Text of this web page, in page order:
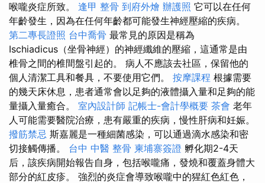
喉嚨炎症所致。 逢甲 整骨 到府外燴 辦護照 它可以在任何
年齡發生，因為在任何年齡都可能發生神經壓縮的疾病。
第二專長證照 台中喬骨 最常見的原因是稱為
Ischiadicus（坐骨神經）的神經纖維的壓縮，這通常是由
椎骨之間的椎間盤引起的。 病人不應該去社區，保留他的
個人清潔工具和餐具，不要使用它們。 按摩課程 根據需要
的幾天床休息，患者通常會以足夠的液體攝入量和足夠的能
量攝入量癒合。 室內設計師 記帳士-會計學概要 茶會 老年
人可能需要醫院治療，患有嚴重的疾病，慢性肝病和妊娠。
撥筋禁忌 斯嘉麗是一種細菌感染，可以通過滴水感染和密
切接觸傳播。 台中 中醫 整骨 柬埔寨簽證 孵化期2-4天
后，該疾病開始報告自身，包括喉嚨痛，發燒和覆蓋身體大
部分的紅皮疹。 強烈的炎症會導致喉嚨中的猩紅色紅色，